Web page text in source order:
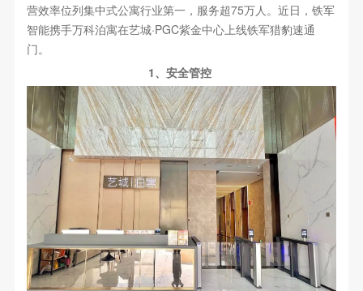
营效率位列集中式公寓行业第一，服务超75万人。近日，铁军
智能携手万科泊寓在艺城·PGC紫金中心上线铁军猎豹速通
门。
1、安全管控